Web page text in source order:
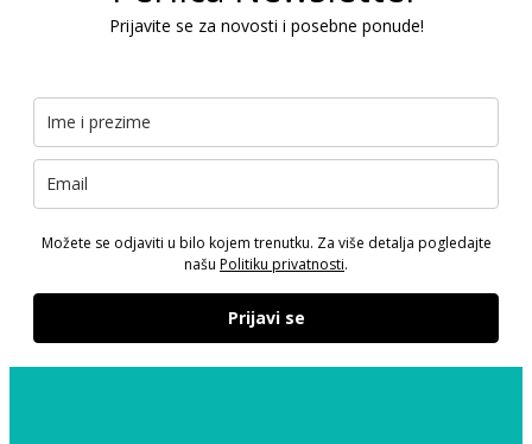
Prijavite se za novosti i posebne ponude!
Možete se odjaviti u bilo kojem trenutku. Za više detalja pogledajte
našu Politiku privatnosti.
Prijavi se